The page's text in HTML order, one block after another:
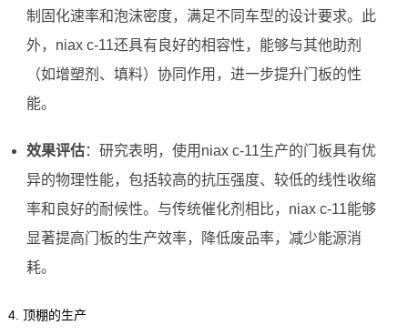
制固化速率和泡沫密度，满足不同车型的设计要求。此
外，niax c-11还具有良好的相容性，能够与其他助剂
（如增塑剂、填料）协同作用，进一步提升门板的性
能。
效果评估：研究表明，使用niax c-11生产的门板具有优
异的物理性能，包括较高的抗压强度、较低的线性收缩
率和良好的耐候性。与传统催化剂相比，niax c-11能够
显著提高门板的生产效率，降低废品率，减少能源消
耗。
4. 顶棚的生产